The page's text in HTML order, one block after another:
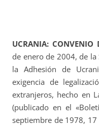
UCRANIA: CONVENIO
de enero de 2004, de la
la Adhesión de
exigencia de
extranjeros, hecho en
(publicado en el
septiembre de 1978,